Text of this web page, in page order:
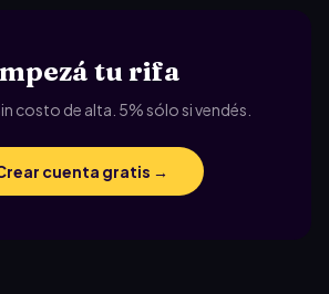
tu rifa
costo de alta. 5% sólo si vendés.
cuenta gratis →